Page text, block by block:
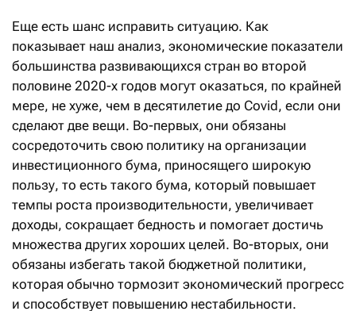
Еще есть шанс исправить ситуацию. Как
показывает наш анализ, экономические показатели
большинства развивающихся стран во второй
половине 2020-х годов могут оказаться, по крайней
мере, не хуже, чем в десятилетие до Covid, если они
сделают две вещи. Во-первых, они обязаны
сосредоточить свою политику на организации
инвестиционного бума, приносящего широкую
пользу, то есть такого бума, который повышает
темпы роста производительности, увеличивает
доходы, сокращает бедность и помогает достичь
множества других хороших целей. Во-вторых, они
обязаны избегать такой бюджетной политики,
которая обычно тормозит экономический прогресс
и способствует повышению нестабильности.